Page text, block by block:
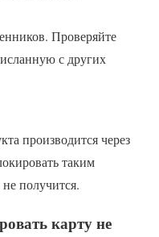
Проверяйте
с других
производится через
таким
получится.
карту не